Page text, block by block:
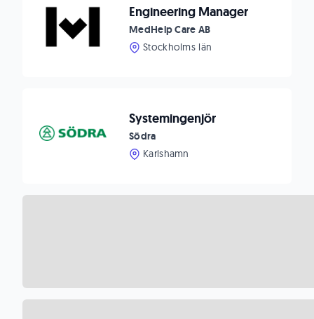
Engineering Manager
MedHelp Care AB
Stockholms län
Systemingenjör
Södra
Karlshamn